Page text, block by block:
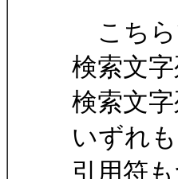
こちら
検索文
検索文
いずれ
引用符